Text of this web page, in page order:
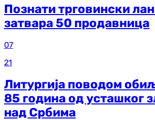
Познати трговински
затвара 50 продавница
07
21
Литургија поводом
85 година од усташког
над Србима